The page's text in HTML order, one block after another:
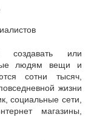
создавать или
людям вещи и
сотни тысяч,
жизни
социальные сети,
магазины,